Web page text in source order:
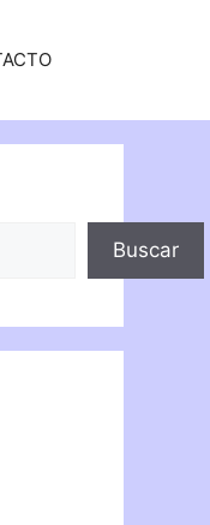
Buscar